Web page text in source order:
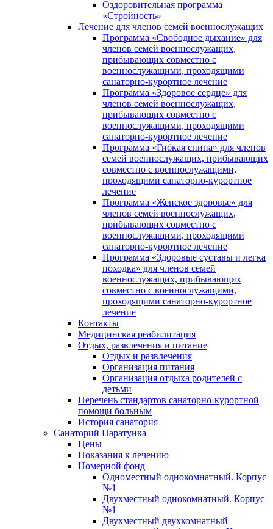
Оздоровительная программа
«Стройность»
Лечение для членов семей военнослужащих
Программа «Свободное дыхание» для
членов семей военнослужащих,
прибывающих совместно с
военнослужащими, проходящими
санаторно-курортное лечение
Программа «Здоровое сердце» для
членов семей военнослужащих,
прибывающих совместно с
военнослужащими, проходящими
санаторно-курортное лечение
Программа «Гибкая спина» для членов
семей военнослужащих, прибывающих
совместно с военнослужащими,
проходящими санаторно-курортное
лечение
Программа «Женское здоровье» для
членов семей военнослужащих,
прибывающих совместно с
военнослужащими, проходящими
санаторно-курортное лечение
Программа «Здоровые суставы и легка
походка» для членов семей
военнослужащих, прибывающих
совместно с военнослужащими,
проходящими санаторно-курортное
лечение
Контакты
Медицинская реабилитация
Отдых, развлечения и питание
Отдых и развлечения
Организация питания
Организация отдыха родителей с
детьми
Перечень стандартов санаторно-курортной
помощи больным
История санатория
Санаторий Паратунка
Цены
Показания к лечению
Номерной фонд
Одноместный однокомнатный. Корпус
№1
Двухместный однокомнатный. Корпус
№1
Двухместный двухкомнатный